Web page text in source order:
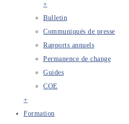
+
Bulletin
Communiqués de presse
Rapports annuels
Permanence de change
Guides
COE
+
Formation